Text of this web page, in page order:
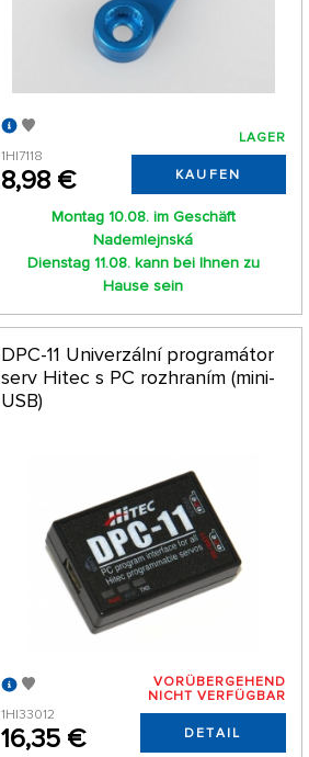
1HI7118
8,98 €
LAGER
KAUFEN
Montag 10.08. im Geschäft
Nademlejnská
Dienstag 11.08. kann bei Ihnen zu
Hause sein
DPC-11 Univerzální programátor
serv Hitec s PC rozhraním (mini-
USB)
1HI33012
16,35 €
VORÜBERGEHEND
NICHT VERFÜGBAR
DETAIL